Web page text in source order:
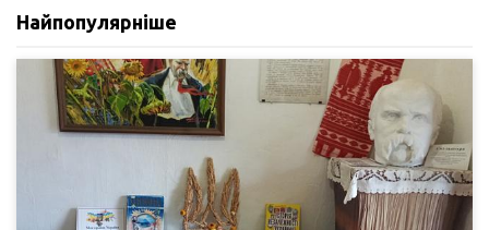
Найпопулярніше